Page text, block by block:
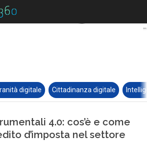
digitale Cittadinanza digitale
4.0: cos’è e come
d’imposta nel settore